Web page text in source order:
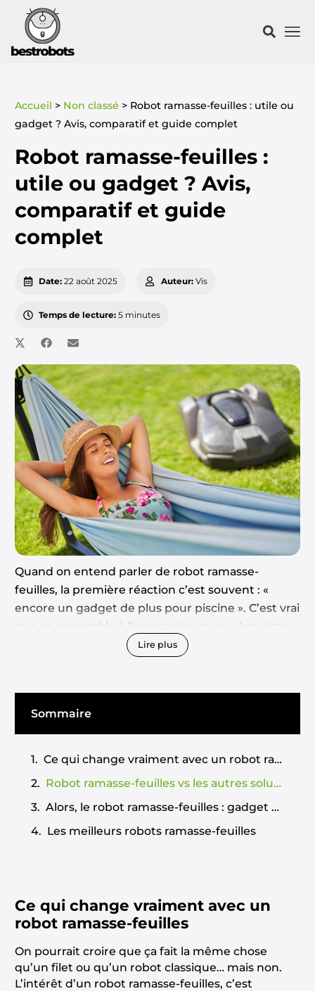
Accueil > Non classé > Robot ramasse-feuilles : utile ou
gadget ? Avis, comparatif et guide complet
Robot ramasse-feuilles :
utile ou gadget ? Avis,
comparatif et guide
complet
Date:22 août 2025 Auteur: Vis
Temps de lecture:5 minutes
Quand on entend parler de robot ramasse-
feuilles, la première réaction c’est souvent : «
encore un gadget de plus pour piscine ». C’est vrai
que ça ressemble à l’accessoire un peu futuriste
dont on se dit qu’on pourrait très bien se passer.
solutions classiques. Bref, le doute est légitime :
est-ce que ça marche vraiment ou est-ce juste
une promesse marketing ?
Lire plus
Sommaire
Ce qui change vraiment avec un robot ramasse-feuilles
Robot ramasse-feuilles vs les autres solutions
Alors, le robot ramasse-feuilles : gadget ou vraie solution ?
Les meilleurs robots ramasse-feuilles
Ce qui change vraiment avec un
robot ramasse-feuilles
On pourrait croire que ça fait la même chose
qu’un filet ou qu’un robot classique… mais non.
L’intérêt d’un robot ramasse-feuilles, c’est